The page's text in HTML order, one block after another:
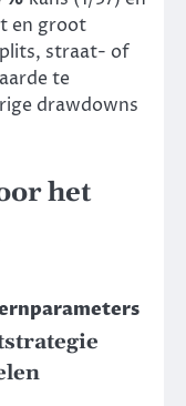
en groot
straat- of
te
drawdowns
het